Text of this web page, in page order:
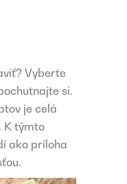
Vyberte
si.
je celá
K týmto
ako príloha